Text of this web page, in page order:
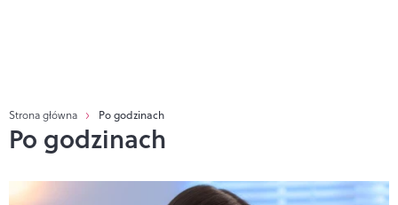
Strona główna Po godzinach
Po godzinach